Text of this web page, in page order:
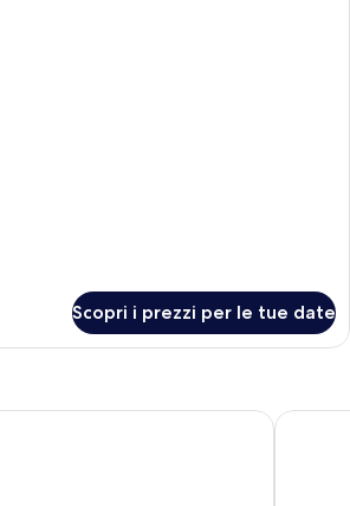
Scopri i prezzi per le tue date
Holiday